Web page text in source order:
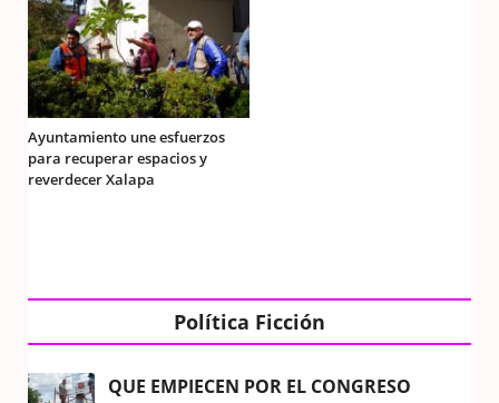
Ayuntamiento une esfuerzos
para recuperar espacios y
reverdecer Xalapa
Política Ficción
QUE EMPIECEN POR EL CONGRESO